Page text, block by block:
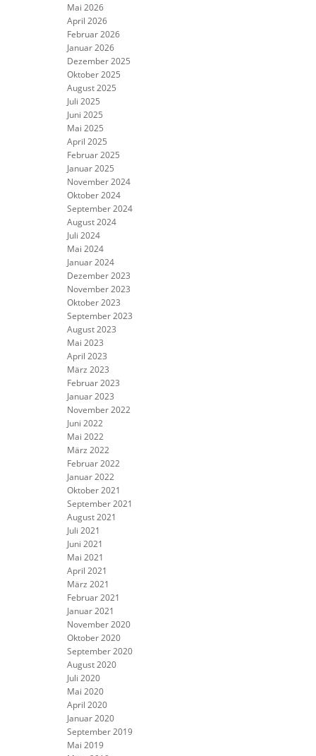
Mai 2026
April 2026
Februar 2026
Januar 2026
Dezember 2025
Oktober 2025
August 2025
Juli 2025
Juni 2025
Mai 2025
April 2025
Februar 2025
Januar 2025
November 2024
Oktober 2024
September 2024
August 2024
Juli 2024
Mai 2024
Januar 2024
Dezember 2023
November 2023
Oktober 2023
September 2023
August 2023
Mai 2023
April 2023
März 2023
Februar 2023
Januar 2023
November 2022
Juni 2022
Mai 2022
März 2022
Februar 2022
Januar 2022
Oktober 2021
September 2021
August 2021
Juli 2021
Juni 2021
Mai 2021
April 2021
März 2021
Februar 2021
Januar 2021
November 2020
Oktober 2020
September 2020
August 2020
Juli 2020
Mai 2020
April 2020
Januar 2020
September 2019
Mai 2019